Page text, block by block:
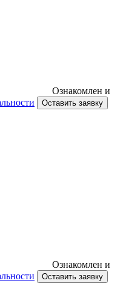
Ознакомлен и
Оставить заявку
Ознакомлен и
Оставить заявку